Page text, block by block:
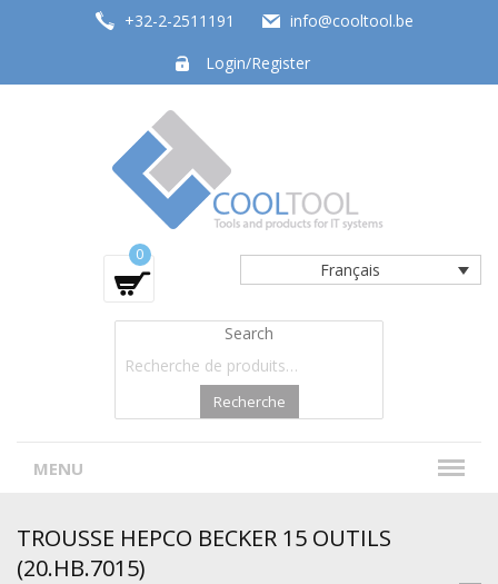
+32-2-2511191
info@cooltool.be
Login/Register
Tools and products for office systems
Français
0
Search
Recherche
MENU
TROUSSE HEPCO BECKER 15 OUTILS
(20.HB.7015)